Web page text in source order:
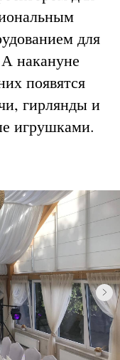
для
накануне
появятся
гирлянды и
игрушками.